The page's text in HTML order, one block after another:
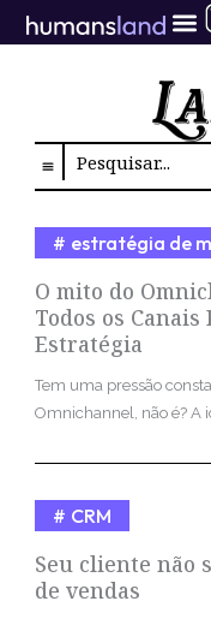
para
Search
O mito do
Todos os Canais
Estratégia
estratégia de
Tem uma pressão
Omnichannel, não é? A
Seu cliente não
de vendas
CRM